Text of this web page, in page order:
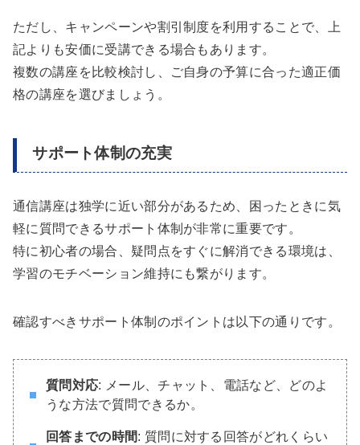
ただし、キャンペーンや割引制度を利用することで、上
記よりも安価に受講できる場合もあります。
複数の講座を比較検討し、ご自身の予算に合った適正価
格の講座を選びましょう。
サポート体制の充実
通信講座は独学に近い部分があるため、困ったときに気
軽に質問できるサポート体制が非常に重要です。
特に初心者の場合、疑問点をすぐに解消できる環境は、
学習のモチベーション維持にも繋がります。
確認すべきサポート体制のポイントは以下の通りです。
質問対応: メール、チャット、電話など、どのよ
うな方法で質問できるか。
回答までの時間: 質問に対する回答がどれくらい